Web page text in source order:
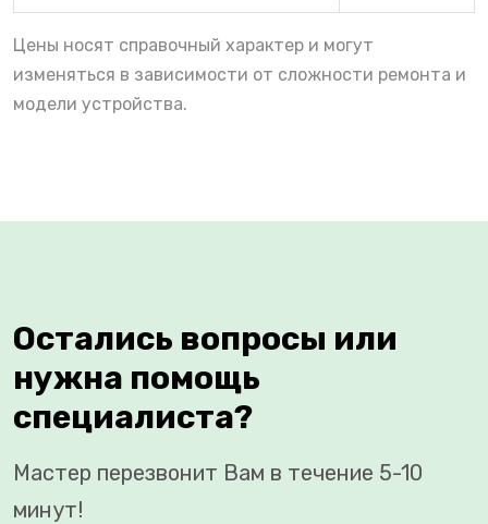
Цены носят справочный характер и могут
изменяться в зависимости от сложности ремонта и
модели устройства.
Остались вопросы или
нужна помощь
специалиста?
Мастер перезвонит Вам в течение 5-10
минут!